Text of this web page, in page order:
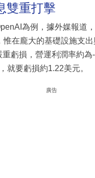
雙重打擊
為例，據外媒報道
惟在龐大的基礎設施支
虧損，營運利潤率約為
就要虧損約1.22美元。
廣告